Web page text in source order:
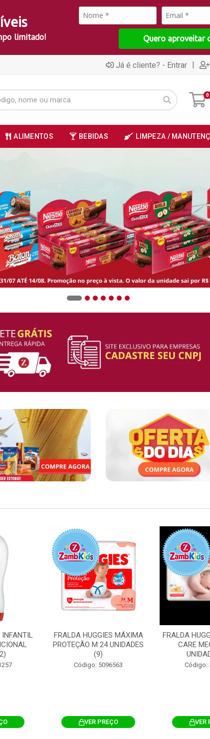
limitado! Quero aproveitar
Já é cliente? - Entrar |
0
ALIMENTOS BEBIDAS LIMPEZA /
INFANTIL
FRALDA HUGGIES MÁXIMA
PROTEÇÃO M 24 UNIDADES
(9)
Código: 5096563
VER PREÇO
FRALDA
CARE
Código:
VER